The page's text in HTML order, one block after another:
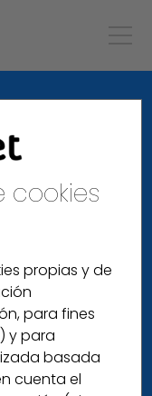
cookies
propias y de
para fines
y para
basada
cuenta el